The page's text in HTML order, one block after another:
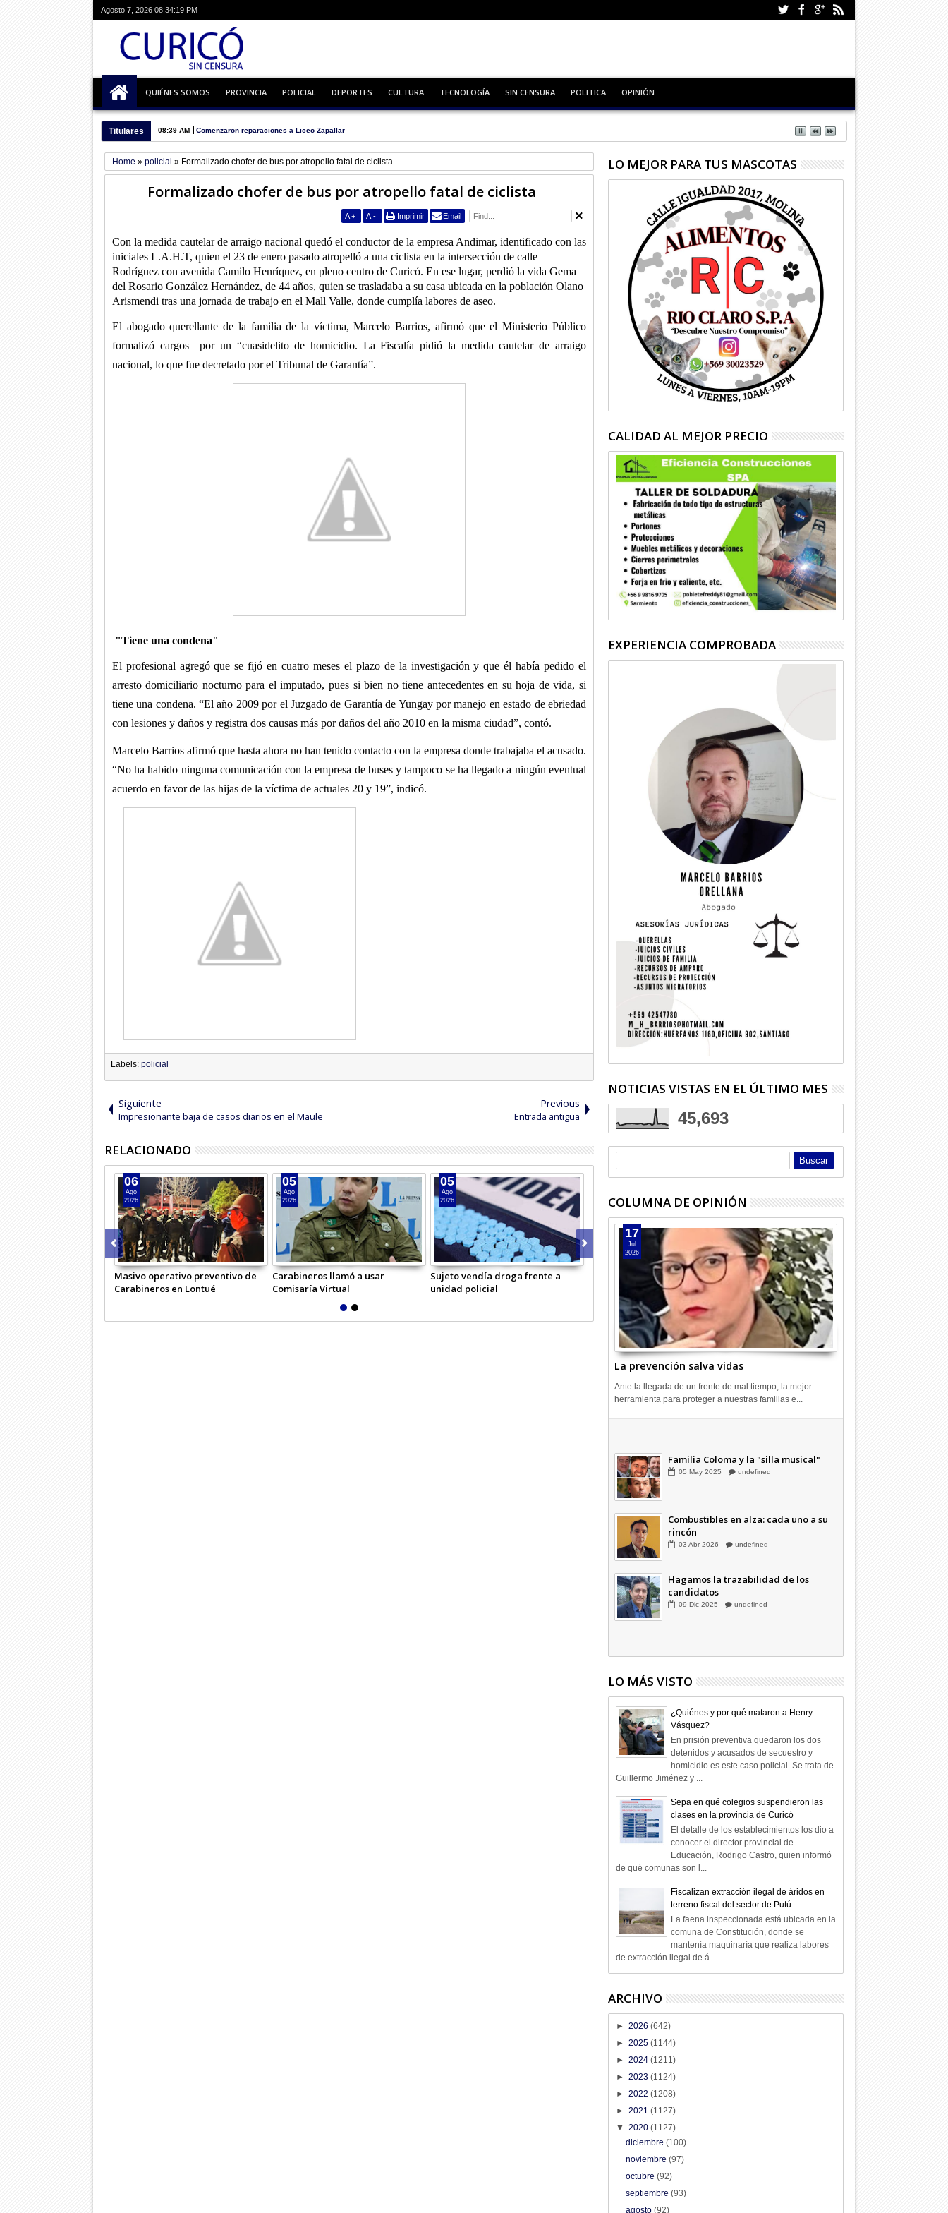
Agosto 7, 2026 08:34:20 PM
QUIÉNES SOMOS PROVINCIA POLICIAL DEPORTES CULTURA TECNOLOGÍA SIN CENSURA POLITICA OPINIÓN
Titulares 08:29 AM Desempleo crece como la espuma en la región
Home » policial » Formalizado chofer de bus por atropello fatal de ciclista
Formalizado chofer de bus por atropello fatal de ciclista
A + A - Imprimir Email
Con la medida cautelar de arraigo nacional quedó el conductor de la empresa Andimar, identificado con las
iniciales L.A.H.T, quien el 23 de enero pasado atropelló a una ciclista en la intersección de calle
Rodríguez con avenida Camilo Henríquez, en pleno centro de Curicó. En ese lugar, perdió la vida Gema
del Rosario González Hernández, de 44 años, quien se trasladaba a su casa ubicada en la población Olano
Arismendi tras una jornada de trabajo en el Mall Valle, donde cumplía labores de aseo.
El abogado querellante de la familia de la víctima, Marcelo Barrios, afirmó que el Ministerio Público
formalizó cargos
por un “cuasidelito de homicidio. La Fiscalía pidió la medida cautelar de arraigo
nacional, lo que fue decretado por el Tribunal de Garantía”.
"Tiene una condena"
El profesional agregó que se fijó en cuatro meses el plazo de la investigación y que él había pedido el
arresto domiciliario nocturno para el imputado, pues si bien no tiene antecedentes en su hoja de vida, si
tiene una condena. “El año 2009 por el Juzgado de Garantía de Yungay por manejo en estado de ebriedad
con lesiones y daños y registra dos causas más por daños del año 2010 en la misma ciudad”, contó.
Marcelo Barrios afirmó que hasta ahora no han tenido contacto con la empresa donde trabajaba el acusado.
“No ha habido ninguna comunicación con la empresa de buses y tampoco se ha llegado a ningún eventual
acuerdo en favor de las hijas de la víctima de actuales 20 y 19”, indicó.
Labels: policial
Siguiente
Impresionante baja de casos diarios en el Maule
Previous
Entrada antigua
RELACIONADO
Masivo operativo preventivo de
Carabineros en Lontué
06
Ago
2026
Carabineros llamó a usar
Comisaría Virtual
05
Ago
2026
Sujeto vendía droga frente a
unidad policial
05
Ago
2026
Hombre intentó matar a mujer en
04
2026
Adulto mayor murió atropellado
en la carretera
04
2026
LO MEJOR PARA TUS MASCOTAS
CALIDAD AL MEJOR PRECIO
EXPERIENCIA COMPROBADA
NOTICIAS VISTAS EN EL ÚLTIMO MES
45,693
COLUMNA DE OPINIÓN
La prevención salva vidas
17
Jul
2026
Ante la llegada de un frente de mal tiempo, la mejor
herramienta para proteger a nuestras familias e...
Abr 2026 undefined
Combustibles en alza: cada uno a su
rincón
2026 undefined
Hagamos la trazabilidad de los
candidatos
LO MÁS VISTO
¿Quiénes y por qué mataron a Henry
Vásquez?
En prisión preventiva quedaron los dos
detenidos y acusados de secuestro y
homicidio es este caso policial. Se trata de
Guillermo Jiménez y ...
Sepa en qué colegios suspendieron las
clases en la provincia de Curicó
El detalle de los establecimientos los dio a
conocer el director provincial de
Educación, Rodrigo Castro, quien informó
de qué comunas son l...
Fiscalizan extracción ilegal de áridos en
terreno fiscal del sector de Putú
La faena inspeccionada está ubicada en la
comuna de Constitución, donde se
mantenía maquinaría que realiza labores
de extracción ilegal de á...
ARCHIVO
► 2026 (642)
► 2025 (1144)
► 2024 (1211)
► 2023 (1124)
► 2022 (1208)
► 2021 (1127)
▼ 2020 (1127)
diciembre(100)
noviembre(97)
octubre(92)
septiembre(93)
agosto(92)